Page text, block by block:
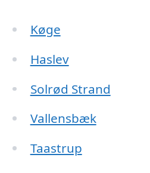
Køge
Haslev
Solrød Strand
Vallensbæk
Taastrup